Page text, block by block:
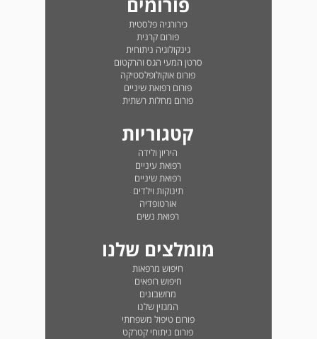
כירורגיה פלסטית
פורום קרנית
גינקולוגיה ניתוחית
סרטן המעי הגס והרקטום
פורום אוקולופלסטיקה
פורום רפואת שיניים
פורום מחלות רשתית
קטגוריות
היריון ולידה
רפואת עיניים
רפואת שיניים
תינוקות וילדים
אורטופדיה
רפואת נשים
מומלצים שלנו
חיפוש מרפאות
חיפוש רופאים
מחשבונים
המגזין שלנו
פורום טיפול משפחתי
פורום ניתוחי קטרקט